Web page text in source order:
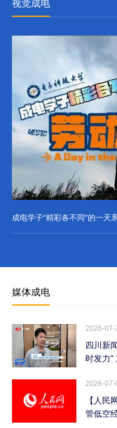
视觉成电
成电学子“精彩各不同”的一天
媒体成电
2026-07-
四川新
时发力”
2026-07-
【人民
管低空